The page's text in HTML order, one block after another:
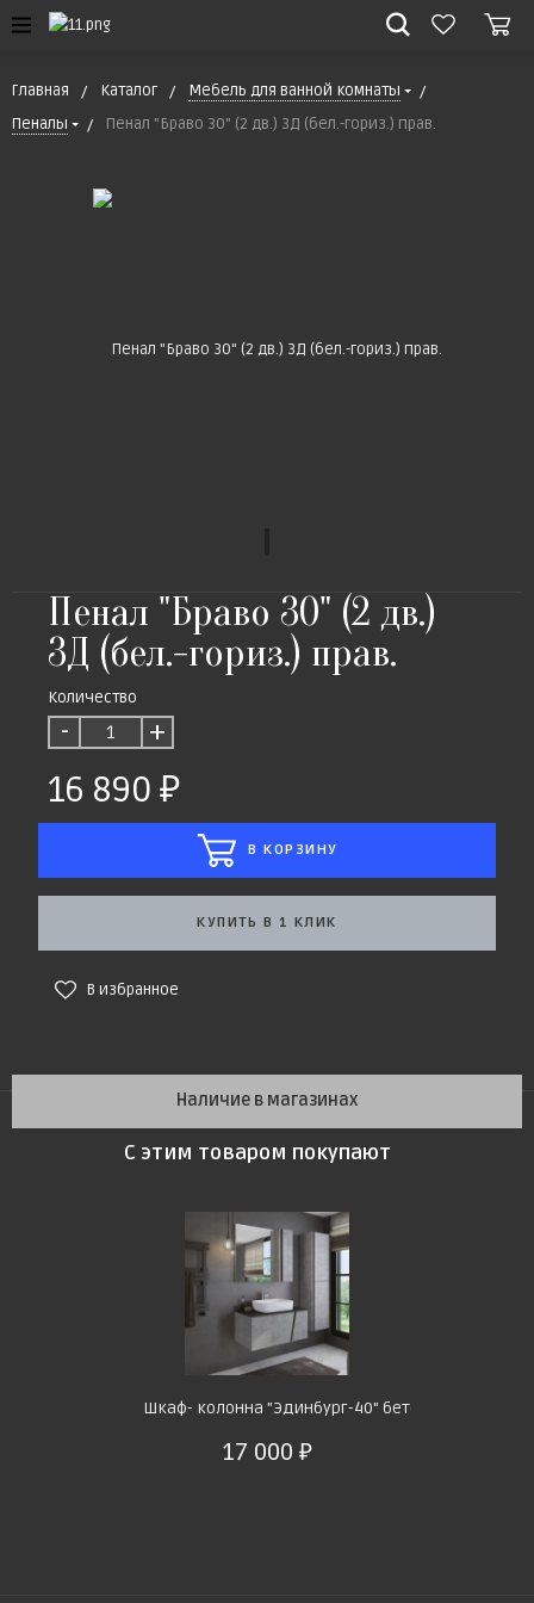
Главная Каталог
Мебель для ванной комнаты
Пеналы
Пенал "Браво 30" (2 дв.) 3Д (бел.-гориз.) прав.
Пенал "Браво 30" (2 дв.)
3Д (бел.-гориз.) прав.
Количество
- +
16 890
В КОРЗИНУ
КУПИТЬ В 1 КЛИК
В избранное
Наличие в магазинах
С этим товаром покупают
Шкаф- колонна "Эдинбург-40" бетон светлый
17 000